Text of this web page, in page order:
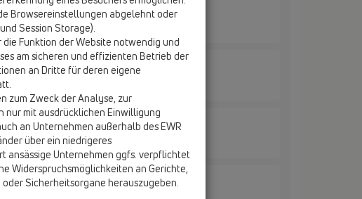
Zwischenplatte
Browsereinstellungen abgelehnt oder
Session Storage).
Funktion der Website notwendig und
am sicheren und effizienten Betrieb der
an Dritte für deren eigene
zum Zweck der Analyse, zur
mit ausdrücklichen Einwilligung
an Unternehmen außerhalb des EWR
über ein niedrigeres
ansässige Unternehmen ggfs. verpflichtet
Widerspruchsmöglichkeiten an Gerichte,
Sicherheitsorgane herauszugeben.